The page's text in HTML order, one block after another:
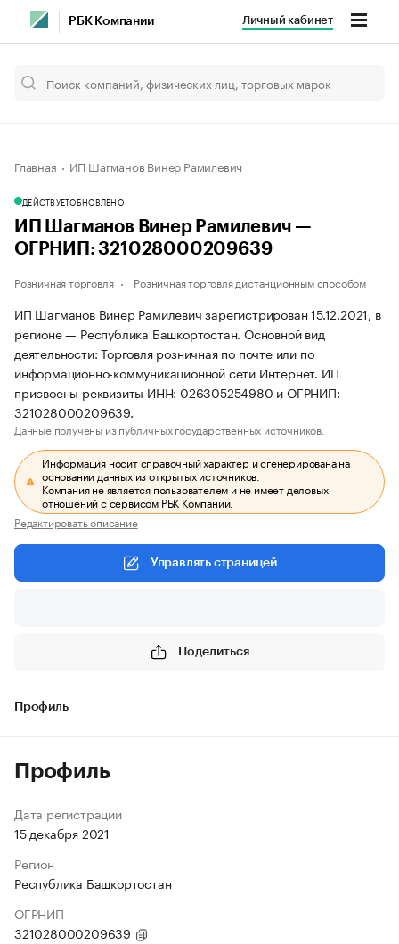
РБК Компании Личный кабинет
Главная ИП Шагманов Винер Рамилевич
ДЕЙСТВУЕТОБНОВЛЕНО
ИП Шагманов Винер Рамилевич —
ОГРНИП: 321028000209639
Розничная торговля Розничная торговля дистанционным способом
ИП Шагманов Винер Рамилевич зарегистрирован 15.12.2021, в
регионе — Республика Башкортостан. Основной вид
деятельности: Торговля розничная по почте или по
информационно-коммуникационной сети Интернет. ИП
присвоены реквизиты ИНН: 026305254980 и ОГРНИП:
321028000209639.
Данные получены из публичных государственных источников.
Информация носит справочный характер и сгенерирована на
основании данных из открытых источников.
Компания не является пользователем и не имеет деловых
отношений с сервисом РБК Компании.
Редактировать описание
Управлять страницей
Поделиться
Профиль
Профиль
Дата регистрации
15 декабря 2021
Регион
Республика Башкортостан
ОГРНИП
321028000209639